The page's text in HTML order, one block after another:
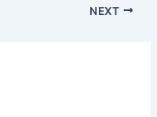
NEXT